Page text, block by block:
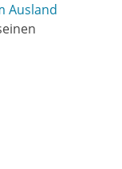
Ausland